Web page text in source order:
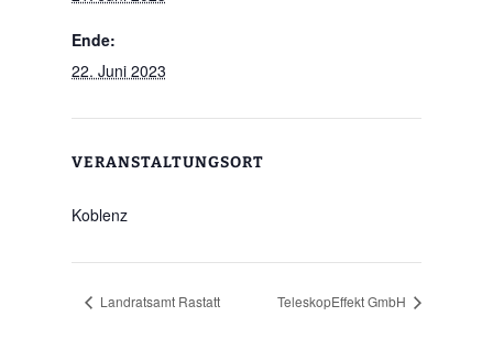
Ende:
22. Juni 2023
VERANSTALTUNGSORT
Koblenz
Landratsamt Rastatt TeleskopEffekt GmbH